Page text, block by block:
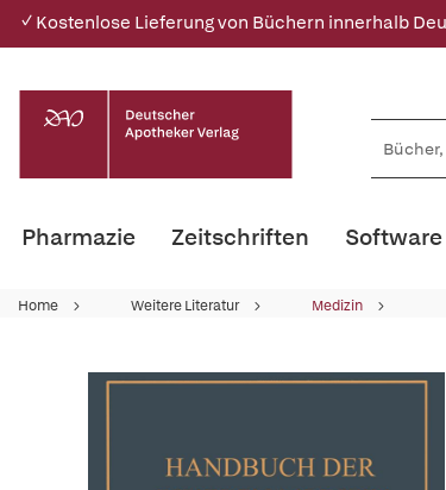
✓ Kostenlose Lieferung von Büchern innerhalb
Pharmazie Zeitschriften Software
Home Weitere Literatur Medizin